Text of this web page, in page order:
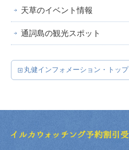
天草のイベント情報
通詞島の観光スポット
丸健インフォメーション・トップ